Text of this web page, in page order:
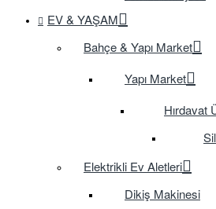
EV & YAŞAM
Bahçe & Yapı Market
Yapı Market
Hırdavat
Elektrikli Ev Aletleri
Dikiş Makinesi